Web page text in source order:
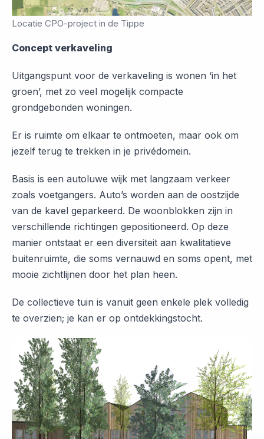
Locatie CPO-project in de Tippe
Concept verkaveling
Uitgangspunt voor de verkaveling is wonen ‘in het
groen’, met zo veel mogelijk compacte
grondgebonden woningen.
Er is ruimte om elkaar te ontmoeten, maar ook om
jezelf terug te trekken in je privédomein.
Basis is een autoluwe wijk met langzaam verkeer
zoals voetgangers. Auto’s worden aan de oostzijde
van de kavel geparkeerd. De woonblokken zijn in
verschillende richtingen gepositioneerd. Op deze
manier ontstaat er een diversiteit aan kwalitatieve
buitenruimte, die soms vernauwd en soms opent, met
mooie zichtlijnen door het plan heen.
De collectieve tuin is vanuit geen enkele plek volledig
te overzien; je kan er op ontdekkingstocht.